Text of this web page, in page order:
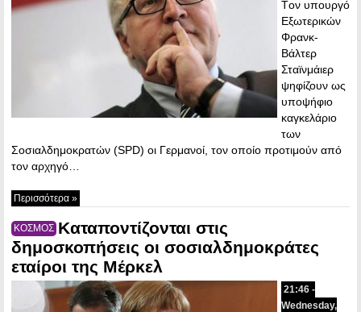
Tον υπουργό
Εξωτερικών
Φρανκ-
Βάλτερ
Σταϊνμάιερ
ψηφίζουν ως
υποψήφιο
καγκελάριο
των
Σοσιαλδημοκρατών (SPD) οι Γερμανοί, τον οποίο προτιμούν από
τον αρχηγό…
Περισσότερα »
ΚΟΣΜΟΣ Καταποντίζονται στις
δημοσκοπήσεις οι σοσιαλδημοκράτες
εταίροι της Μέρκελ
21:46 -
Wednesday,